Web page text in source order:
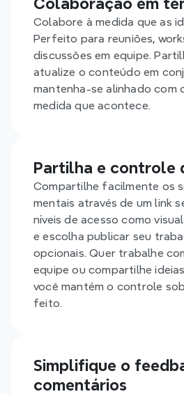
Colaboração em
Colabore à medida que as
Perfeito para reuniões,
discussões em equipe.
atualize o conteúdo em
mantenha-se alinhado com
medida que acontece.
Partilha e controle
Compartilhe facilmente os
mentais através de um link
níveis de acesso como
e escolha publicar seu
opcionais. Quer trabalhe
equipe ou compartilhe
você mantém o controle
feito.
Simplifique o
comentários